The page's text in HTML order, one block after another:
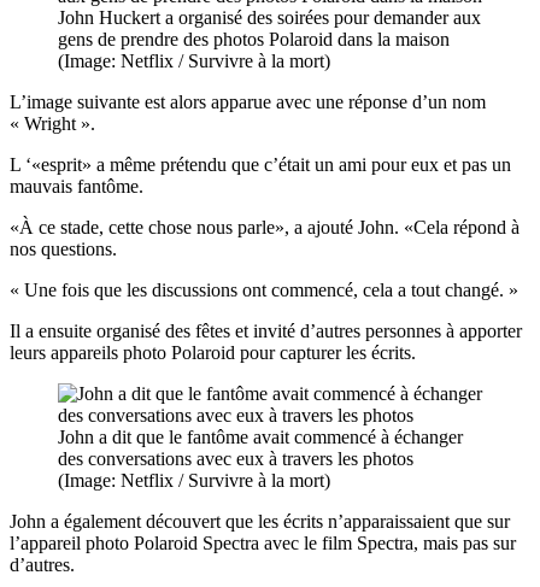
John Huckert a organisé des soirées pour demander aux
gens de prendre des photos Polaroid dans la maison
(Image: Netflix / Survivre à la mort)
L’image suivante est alors apparue avec une réponse d’un nom
« Wright ».
L ‘«esprit» a même prétendu que c’était un ami pour eux et pas un
mauvais fantôme.
«À ce stade, cette chose nous parle», a ajouté John. «Cela répond à
nos questions.
« Une fois que les discussions ont commencé, cela a tout changé. »
Il a ensuite organisé des fêtes et invité d’autres personnes à apporter
leurs appareils photo Polaroid pour capturer les écrits.
John a dit que le fantôme avait commencé à échanger
des conversations avec eux à travers les photos
(Image: Netflix / Survivre à la mort)
John a également découvert que les écrits n’apparaissaient que sur
l’appareil photo Polaroid Spectra avec le film Spectra, mais pas sur
d’autres.